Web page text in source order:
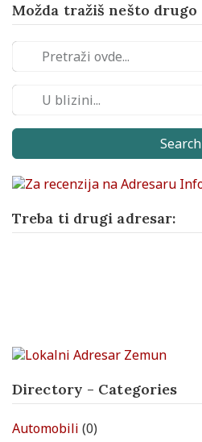
Možda tražiš nešto drugo
Search
Treba ti drugi adresar:
Directory - Categories
Automobili (0)